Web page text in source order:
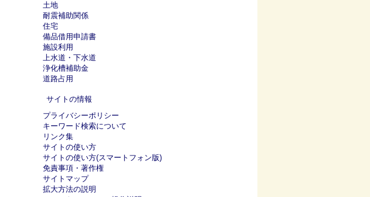
土地
耐震補助関係
住宅
備品借用申請書
施設利用
上水道・下水道
浄化槽補助金
道路占用
サイトの情報
プライバシーポリシー
キーワード検索について
リンク集
サイトの使い方
サイトの使い方(スマートフォン版)
免責事項・著作権
サイトマップ
拡大方法の説明